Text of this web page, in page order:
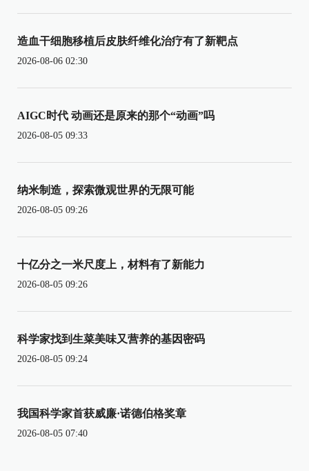
造血干细胞移植后皮肤纤维化治疗有了新靶点
2026-08-06 02:30
AIGC时代 动画还是原来的那个“动画”吗
2026-08-05 09:33
纳米制造，探索微观世界的无限可能
2026-08-05 09:26
十亿分之一米尺度上，材料有了新能力
2026-08-05 09:26
科学家找到生菜美味又营养的基因密码
2026-08-05 09:24
我国科学家首获威廉·诺德伯格奖章
2026-08-05 07:40